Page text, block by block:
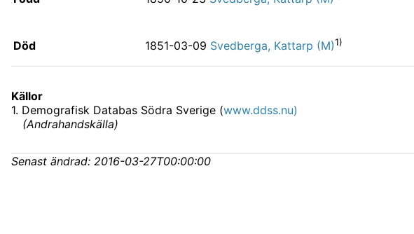
Död
1851-03-09 Svedberga, Kattarp (M)1)
Källor
1. Demografisk Databas Södra Sverige (www.ddss.nu)
(Andrahandskälla)
Senast ändrad: 2016-03-27T00:00:00